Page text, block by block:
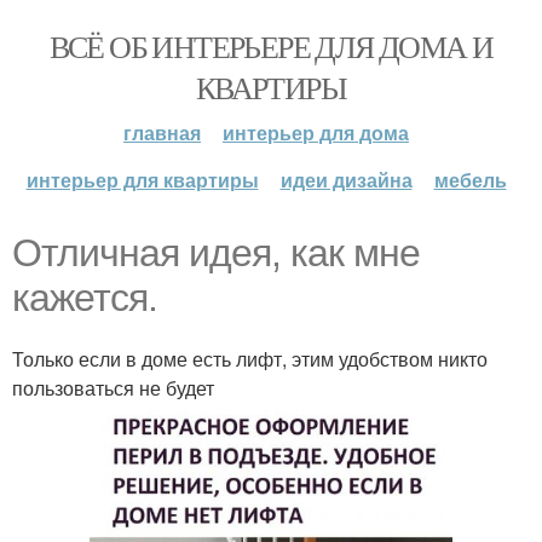
ВСЁ ОБ ИНТЕРЬЕРЕ ДЛЯ ДОМА И
КВАРТИРЫ
главная
интерьер для дома
интерьер для квартиры
идеи дизайна мебель
Отличная идея, как мне
кажется.
Только если в доме есть лифт, этим удобством никто
пользоваться не будет